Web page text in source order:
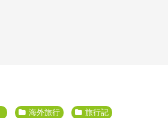
海外旅行 旅行記